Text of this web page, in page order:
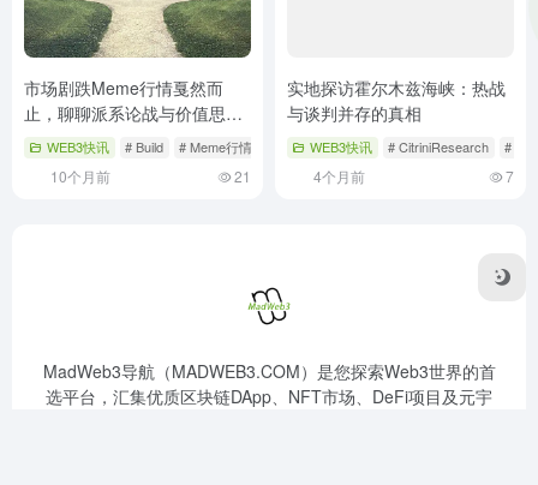
市场剧跌Meme行情戛然而
止，聊聊派系论战与价值思
考？WEB3快讯 # Build # Meme行情 # 价值思考
10个月前 21
实地探访霍尔木兹海峡：热战
与谈判并存的真相
WEB3快讯 # CitriniResearch # 实
4个月前 7
MadWeb3导航（MADWEB3.COM）是您探索Web3世界的首
选平台，汇集优质区块链DApp、NFT市场、DeFi项目及元宇